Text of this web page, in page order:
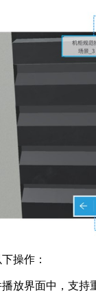
操作：
播放界面中，支